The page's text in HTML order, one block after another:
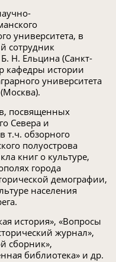
университета, в
сотрудник
Н. Ельцина (Санкт-
кафедры истории
университета
посвященных
Севера и
т.ч. обзорного
полуострова
книг о культуре,
города
демографии,
населения
история», «Вопросы
журнал»,
сборник»,
библиотека» и др.